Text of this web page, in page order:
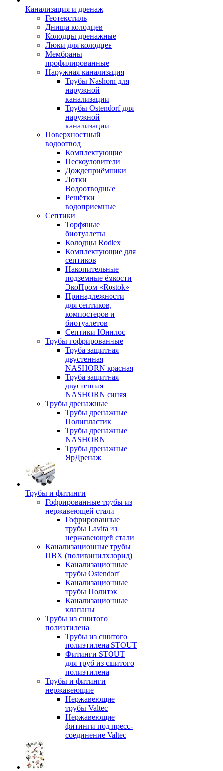
Канализация и дренаж
Геотекстиль
Днища колодцев
Колодцы дренажные
Люки для колодцев
Мембраны
профилированные
Наружная канализация
Трубы Nashorn для
наружной
канализации
Трубы Ostendorf для
наружной
канализации
Поверхностный
водоотвод
Комплектующие
Пескоуловители
Дождеприёмники
Лотки
Водоотводные
Решётки
водоприемные
Септики
Торфяные
биотуалеты
Колодцы Rodlex
Комплектующие для
септиков
Накопительные
подземные ёмкости
ЭкоПром «Rostok»
Принадлежности
для септиков,
компостеров и
биотуалетов
Септики Юнилос
Трубы гофрированные
Труба защитная
двустенная
NASHORN красная
Труба защитная
двустенная
NASHORN синяя
Трубы дренажные
Трубы дренажные
Полипластик
Трубы дренажные
NASHORN
Трубы дренажные
ЯрДренаж
Трубы и фитинги
Гофрированные трубы из
нержавеющей стали
Гофрированные
трубы Lavita из
нержавеющей стали
Канализационные трубы
ПВХ (поливинилхлорид)
Канализационные
трубы Ostendorf
Канализационные
трубы Политэк
Канализационные
клапаны
Трубы из сшитого
полиэтилена
Трубы из сшитого
полиэтилена STOUT
Фитинги STOUT
для труб из сшитого
полиэтилена
Трубы и фитинги
нержавеющие
Нержавеющие
трубы Valtec
Нержавеющие
фитинги под пресс-
соединение Valtec